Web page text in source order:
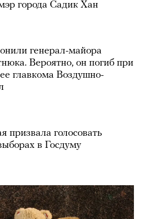
города Садик Хан
генерал-майора
Вероятно, он погиб при
главкома Воздушно-
призвала голосовать
в Госдуму